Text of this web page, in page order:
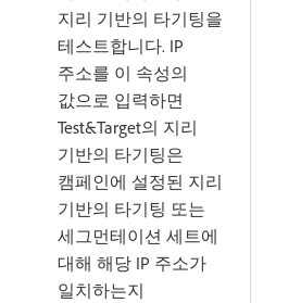
지리 기반의 타기팅을
테스트합니다. IP
주소를 이 속성의
값으로 입력하면
Test&Target의 지리
기반의 타기팅은
캠페인에 설정된 지리
기반의 타기팅 또는
세그먼테이션 세트에
대해 해당 IP 주소가
일치하는지